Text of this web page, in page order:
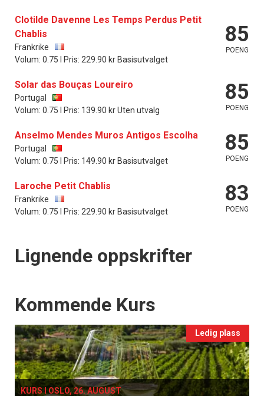
Clotilde Davenne Les Temps Perdus Petit
Chablis
Frankrike
Volum: 0.75 l Pris: 229.90 kr Basisutvalget
85
POENG
Solar das Bouças Loureiro
Portugal
Volum: 0.75 l Pris: 139.90 kr Uten utvalg
85
POENG
Anselmo Mendes Muros Antigos Escolha
Portugal
Volum: 0.75 l Pris: 149.90 kr Basisutvalget
85
POENG
Laroche Petit Chablis
Frankrike
Volum: 0.75 l Pris: 229.90 kr Basisutvalget
83
POENG
Lignende oppskrifter
Events
Kommende Kurs
Ledig plass
KURS I OSLO, 26. AUGUST